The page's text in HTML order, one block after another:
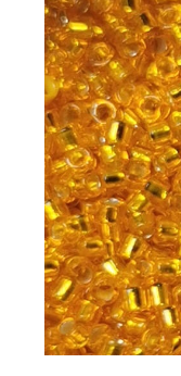
2017
QUE PIEDRAS
SE USAN PARA
BISUTERÍA Y
JOYERÍA